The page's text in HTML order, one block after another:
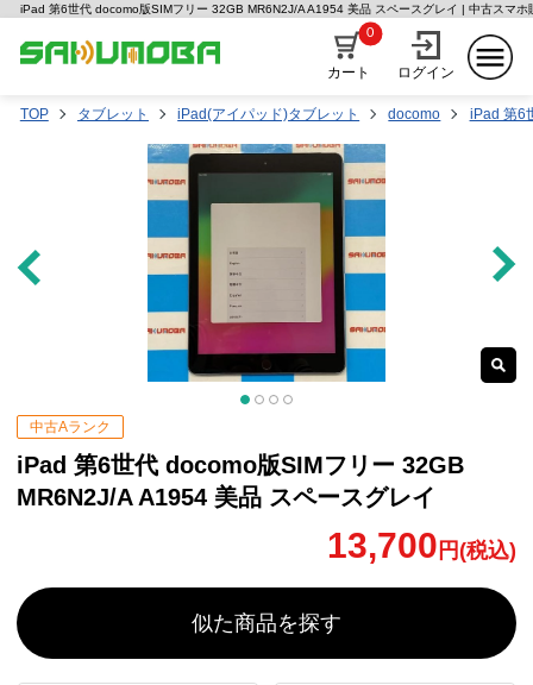
iPad 第6世代 docomo版SIMフリー 32GB MR6N2J/A A1954 美品 スペースグレイ | 中古スマホ
カート
0
ログイン
TOP タブレット iPad(アイパッド)タブレット docomo iPad 第6
中古Aランク
iPad 第6世代 docomo版SIMフリー 32GB
MR6N2J/A A1954 美品 スペースグレイ
13,700 円(税込)
似た商品を探す